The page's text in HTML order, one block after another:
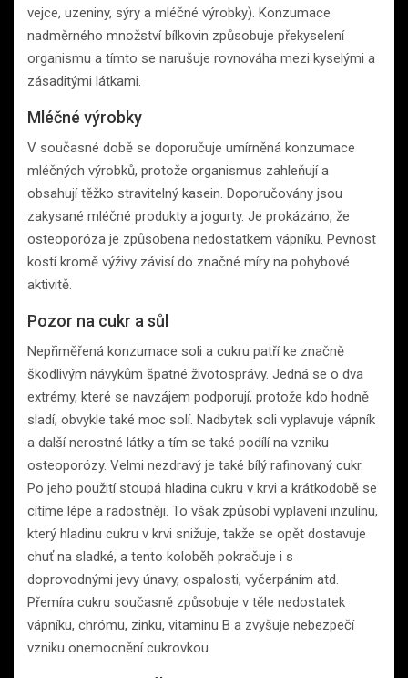
vejce, uzeniny, sýry a mléčné výrobky). Konzumace
nadměrného množství bílkovin způsobuje překyselení
organismu a tímto se narušuje rovnováha mezi kyselými a
zásaditými látkami.
Mléčné výrobky
V současné době se doporučuje umírněná konzumace
mléčných výrobků, protože organismus zahleňují a
obsahují těžko stravitelný kasein. Doporučovány jsou
zakysané mléčné produkty a jogurty. Je prokázáno, že
osteoporóza je způsobena nedostatkem vápníku. Pevnost
kostí kromě výživy závisí do značné míry na pohybové
aktivitě.
Pozor na cukr a sůl
Nepřiměřená konzumace soli a cukru patří ke značně
škodlivým návykům špatné životosprávy. Jedná se o dva
extrémy, které se navzájem podporují, protože kdo hodně
sladí, obvykle také moc solí. Nadbytek soli vyplavuje vápník
a další nerostné látky a tím se také podílí na vzniku
osteoporózy. Velmi nezdravý je také bílý rafinovaný cukr.
Po jeho použití stoupá hladina cukru v krvi a krátkodobě se
cítíme lépe a radostněji. To však způsobí vyplavení inzulínu,
který hladinu cukru v krvi snižuje, takže se opět dostavuje
chuť na sladké, a tento koloběh pokračuje i s
doprovodnými jevy únavy, ospalosti, vyčerpáním atd.
Přemíra cukru současně způsobuje v těle nedostatek
vápníku, chrómu, zinku, vitaminu B a zvyšuje nebezpečí
vzniku onemocnění cukrovkou.